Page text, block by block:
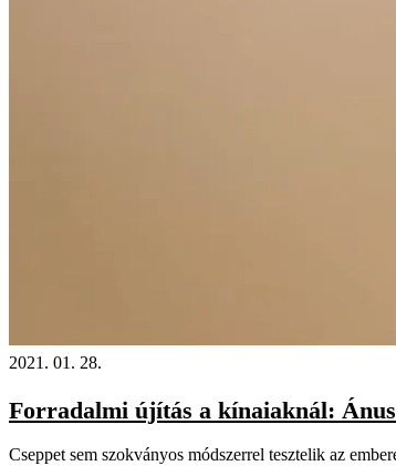
2021. 01. 28.
Forradalmi újítás a kínaiaknál:
Cseppet sem szokványos módszerrel tesztelik az